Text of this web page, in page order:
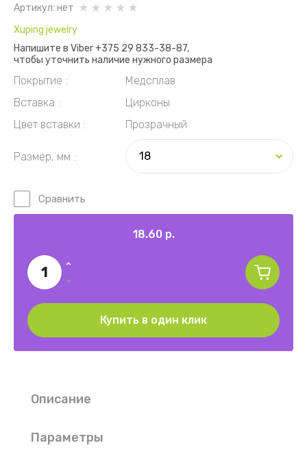
Артикул: нет
Xuping jewelry
Напишите в Viber +375 29 833-38-87,
чтобы уточнить наличие нужного размера
Покрытие
Медсплав
Вставка
Цирконы
Цвет вставки
Прозрачный
Размер, мм
Сравнить
18.60 р.
Купить в один клик
Описание
Параметры